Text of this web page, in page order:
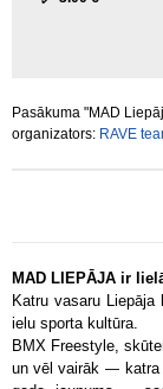
Pasākuma "MAD
organizators: RAVE
MAD LIEPĀJA ir
Katru vasaru
ielu sporta kultūra.
BMX Freestyle,
un vēl vairāk — katra